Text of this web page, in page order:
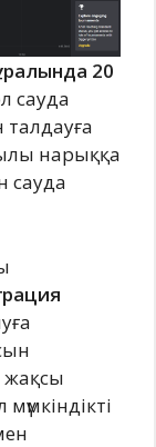
20
сауда
нарыққа
сауда
жақсы